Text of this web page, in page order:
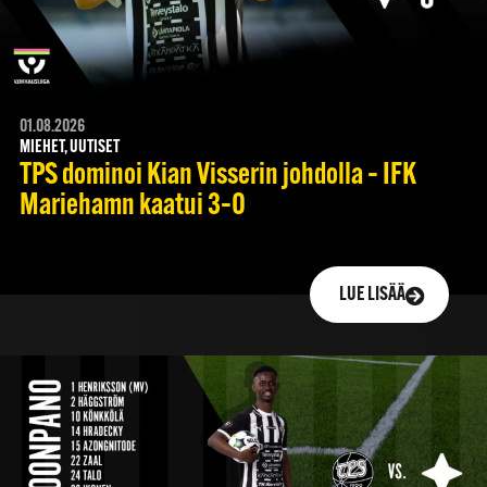
01.08.2026
MIEHET, UUTISET
TPS dominoi Kian Visserin johdolla – IFK
Mariehamn kaatui 3–0
LUE LISÄÄ